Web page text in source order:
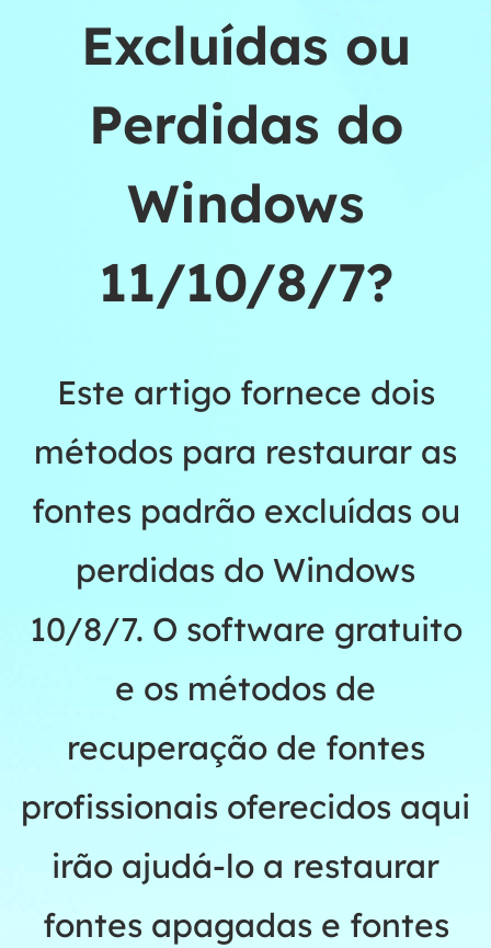
Excluídas ou
Perdidas do
Windows
11/10/8/7?
Este artigo fornece dois
métodos para restaurar as
fontes padrão excluídas ou
perdidas do Windows
10/8/7. O software gratuito
e os métodos de
recuperação de fontes
profissionais oferecidos aqui
irão ajudá-lo a restaurar
fontes apagadas e fontes